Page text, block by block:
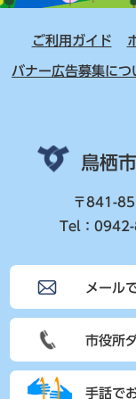
ご利用ガイド
バナー広告募集につ
鳥栖
〒841-
Tel：
メール
市役所
手話で